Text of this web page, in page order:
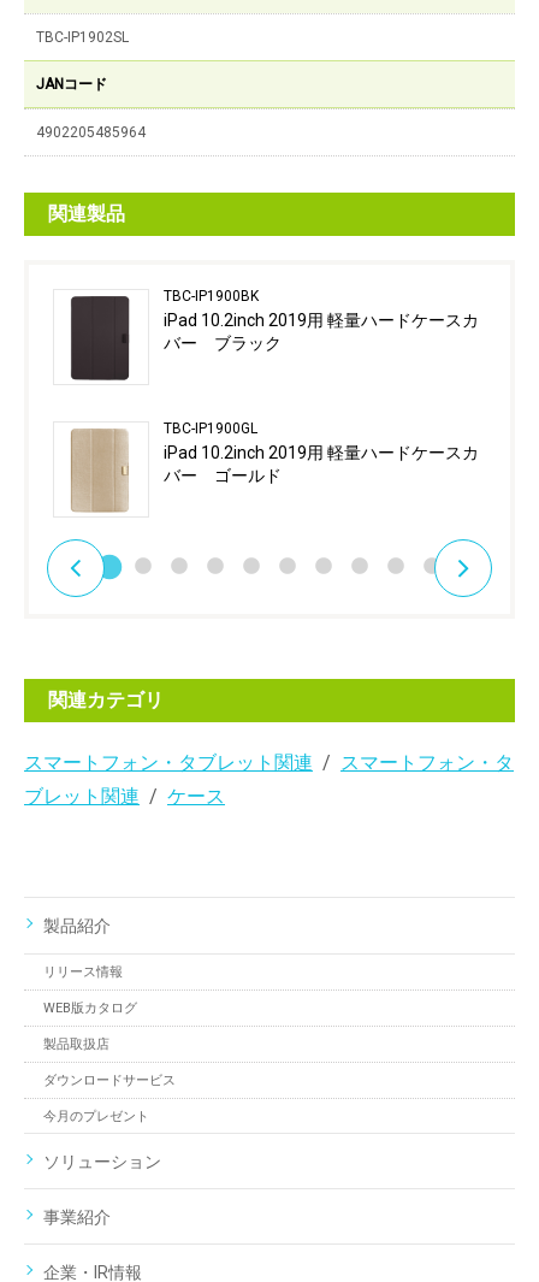
TBC-IP1902SL
JANコード
4902205485964
関連製品
TBC-IP1900BK
iPad 10.2inch 2019用 軽量ハードケースカ
バー ブラック
TBC-IP1900GL
iPad 10.2inch 2019用 軽量ハードケースカ
バー ゴールド
関連カテゴリ
スマートフォン・タブレット関連
スマートフォン・タ
ブレット関連
ケース
製品紹介
リリース情報
WEB版カタログ
製品取扱店
ダウンロードサービス
今月のプレゼント
ソリューション
事業紹介
企業・IR情報